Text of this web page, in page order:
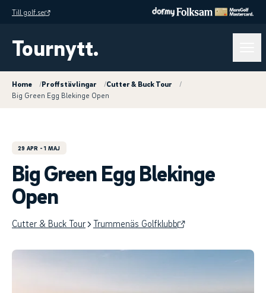
Till golf.se
Tournytt.
Home /Proffstävlingar /Cutter & Buck Tour
/
Big Green Egg Blekinge Open
29 APR - 1 MAJ
Big Green Egg Blekinge
Open
Cutter & Buck Tour Trummenäs Golfklubb